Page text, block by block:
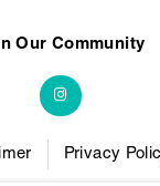
Our Community
Privacy